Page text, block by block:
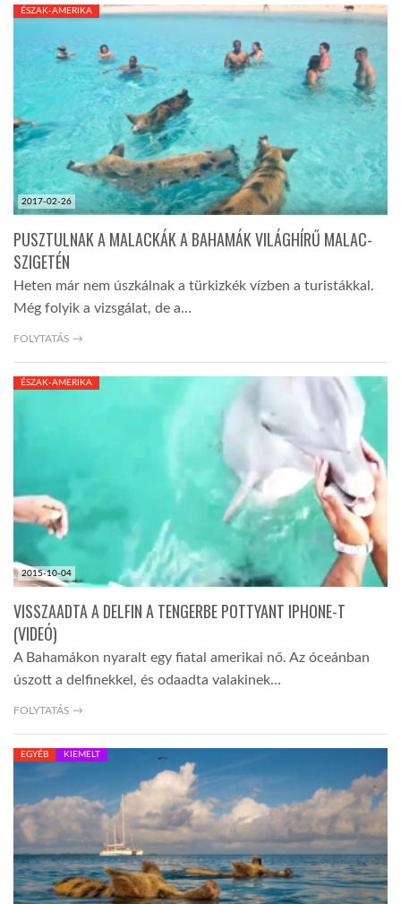
2017-02-26
ÉSZAK-AMERIKA
PUSZTULNAK A MALACKÁK A BAHAMÁK VILÁGHÍRŰ MALAC-
SZIGETÉN
Heten már nem úszkálnak a türkizkék vízben a turistákkal.
Még folyik a vizsgálat, de a…
FOLYTATÁS →
2015-10-04
ÉSZAK-AMERIKA
VISSZAADTA A DELFIN A TENGERBE POTTYANT IPHONE-T
(VIDEÓ)
A Bahamákon nyaralt egy fiatal amerikai nő. Az óceánban
úszott a delfinekkel, és odaadta valakinek…
FOLYTATÁS →
EGYÉB KIEMELT